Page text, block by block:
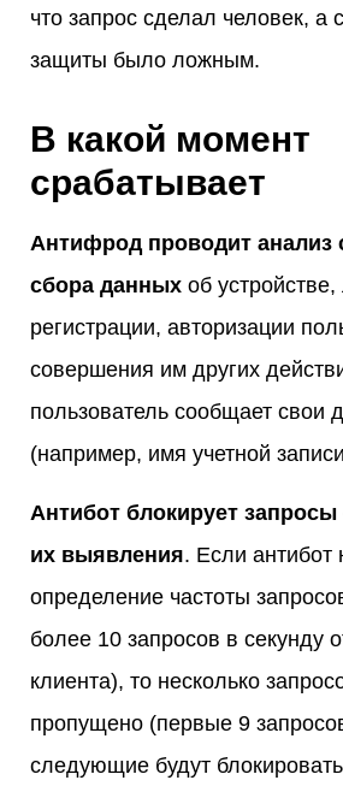
что запрос сделал человек, а
защиты было ложным.
В какой момент
срабатывает
Антифрод проводит анализ
сбора данных об
регистрации, авторизации
совершения им других
пользователь сообщает свои
(например, имя учетной
Антибот блокирует
их выявления. Если антибот
определение частоты
более 10 запросов в секунду
клиента), то несколько
пропущено (первые 9
следующие будут